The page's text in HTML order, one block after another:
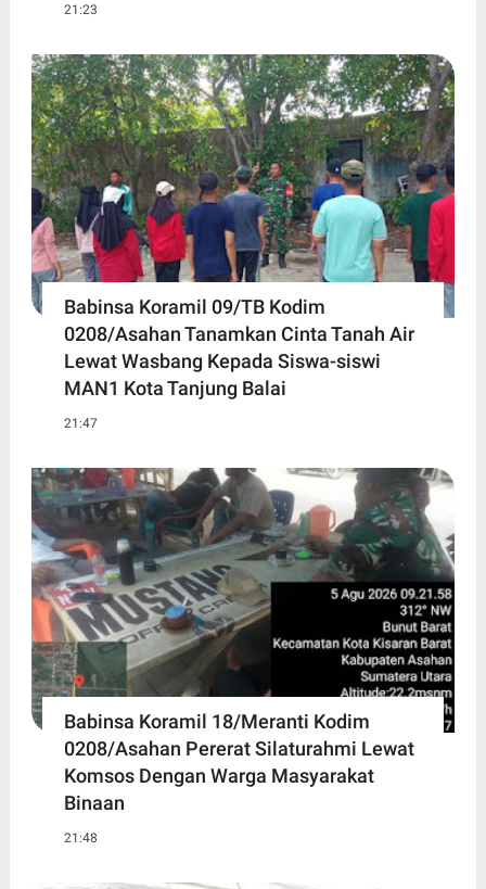
21:23
Babinsa Koramil 09/TB Kodim
0208/Asahan Tanamkan Cinta Tanah Air
Lewat Wasbang Kepada Siswa-siswi
MAN1 Kota Tanjung Balai
21:47
Babinsa Koramil 18/Meranti Kodim
0208/Asahan Pererat Silaturahmi Lewat
Komsos Dengan Warga Masyarakat
Binaan
21:48